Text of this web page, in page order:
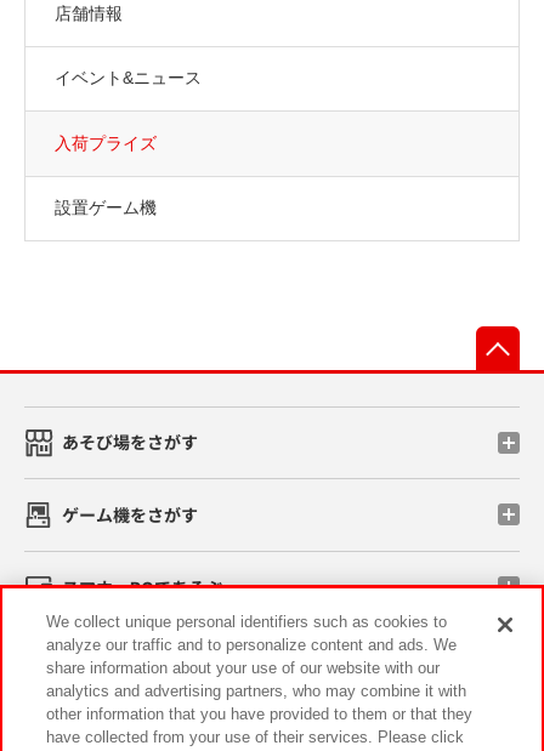
店舗情報
イベント&ニュース
入荷プライズ
設置ゲーム機
あそび場をさがす
ゲーム機をさがす
スマホ・PCであそぶ
イベント・キャンペーン
We collect unique personal identifiers such as cookies to
analyze our traffic and to personalize content and ads. We
share information about your use of our website with our
analytics and advertising partners, who may combine it with
other information that you have provided to them or that they
have collected from your use of their services. Please click